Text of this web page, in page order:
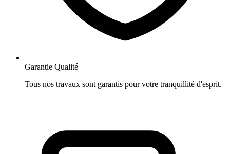
Garantie Qualité
Tous nos travaux sont garantis pour votre tranquillité d'esprit.